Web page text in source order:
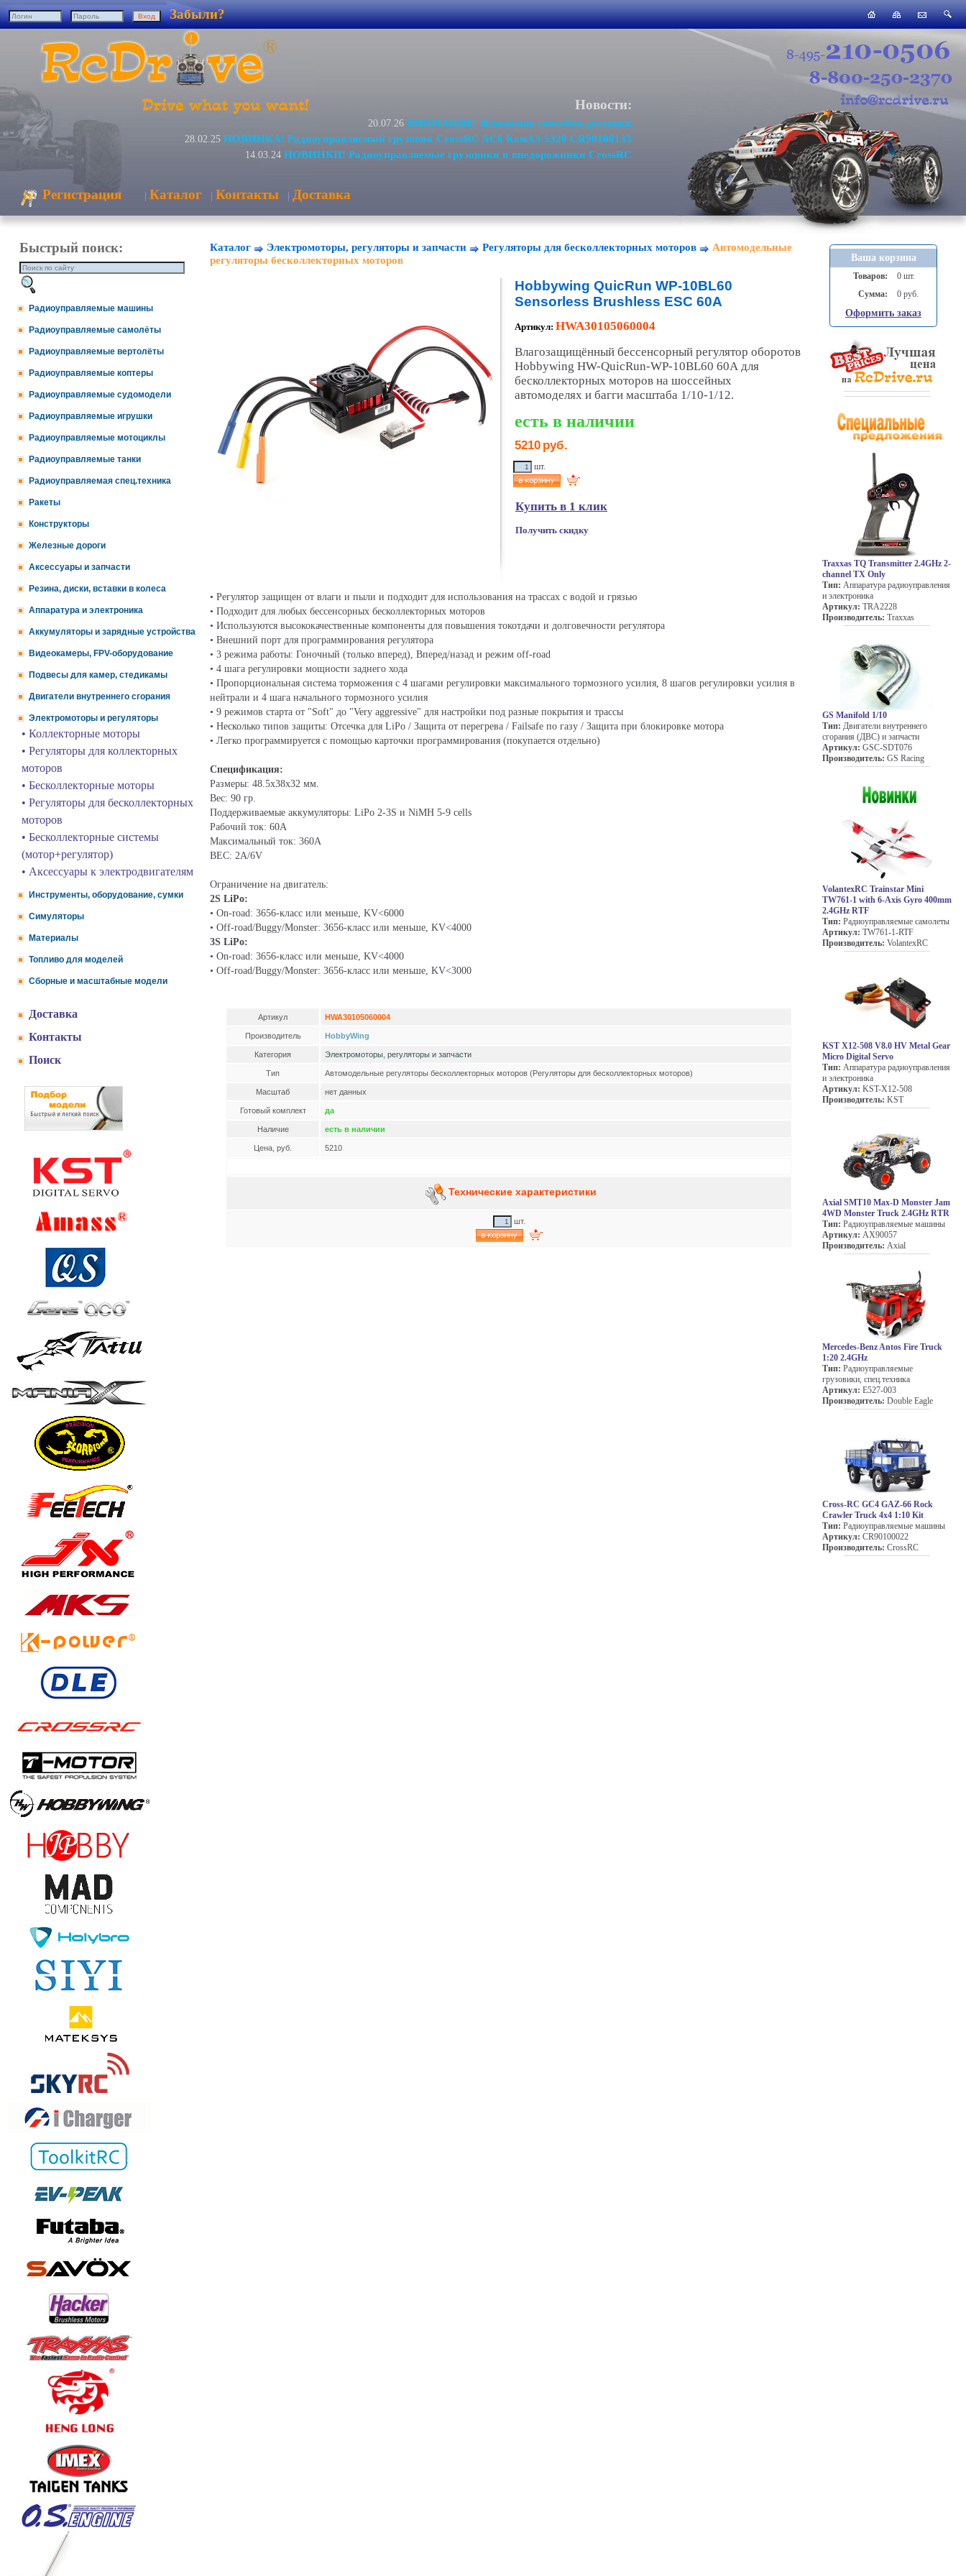
Забыли?
Новости:
20.07.26 ВНИМАНИЕ! Изменение способов доставки
28.02.25 НОВИНКА! Радиоуправляемый грузовик CrossRC AC6 КамАЗ-5320 CR90100133
14.03.24 НОВИНКИ! Радиоуправляемые грузовики и внедорожники CrossRC
Регистрация | Каталог | Контакты | Доставка
Быстрый поиск:
Радиоуправляемые машины
Радиоуправляемые самолёты
Радиоуправляемые вертолёты
Радиоуправляемые коптеры
Радиоуправляемые судомодели
Радиоуправляемые игрушки
Радиоуправляемые мотоциклы
Радиоуправляемые танки
Радиоуправляемая спец.техника
Ракеты
Конструкторы
Железные дороги
Аксессуары и запчасти
Резина, диски, вставки в колеса
Аппаратура и электроника
Аккумуляторы и зарядные устройства
Видеокамеры, FPV-оборудование
Подвесы для камер, стедикамы
Двигатели внутреннего сгорания
Электромоторы и регуляторы
• Коллекторные моторы
• Регуляторы для коллекторных
моторов
• Бесколлекторные моторы
• Регуляторы для бесколлекторных
моторов
• Бесколлекторные системы
(мотор+регулятор)
• Аксессуары к электродвигателям
Инструменты, оборудование, сумки
Симуляторы
Материалы
Топливо для моделей
Сборные и масштабные модели
Доставка
Контакты
Поиск
Каталог Электромоторы, регуляторы и запчасти Регуляторы для бесколлекторных моторов
Автомодельные
регуляторы бесколлекторных моторов
Hobbywing QuicRun WP-10BL60
Sensorless Brushless ESC 60A
Артикул: HWA30105060004
Влагозащищённый бессенсорный регулятор оборотов
Hobbywing HW-QuicRun-WP-10BL60 60А для
бесколлекторных моторов на шоссейных
автомоделях и багги масштаба 1/10-1/12.
есть в наличии
5210 руб.
шт.
Купить в 1 клик
Получить скидку
• Регулятор защищен от влаги и пыли и подходит для использования на трассах с водой и грязью
• Подходит для любых бессенсорных бесколлекторных моторов
• Используются высококачественные компоненты для повышения токотдачи и долговечности регулятора
• Внешний порт для программирования регулятора
• 3 режима работы: Гоночный (только вперед), Вперед/назад и режим off-road
• 4 шага регулировки мощности заднего хода
• Пропорциональная система торможения с 4 шагами регулировки максимального тормозного усилия, 8 шагов регулировки усилия в
нейтрали и 4 шага начального тормозного усилия
• 9 режимов старта от "Soft" до "Very aggressive" для настройки под разные покрытия и трассы
• Несколько типов защиты: Отсечка для LiPo / Защита от перегрева / Failsafe по газу / Защита при блокировке мотора
• Легко программируется с помощью карточки программирования (покупается отдельно)
Спецификация:
Размеры: 48.5x38x32 мм.
Вес: 90 гр.
Поддерживаемые аккумуляторы: LiPo 2-3S и NiMH 5-9 cells
Рабочий ток: 60А
Максимальный ток: 360A
BEC: 2A/6V
Ограничение на двигатель:
2S LiPo:
• On-road: 3656-класс или меньше, KV<6000
• Off-road/Buggy/Monster: 3656-класс или меньше, KV<4000
3S LiPo:
• On-road: 3656-класс или меньше, KV<4000
• Off-road/Buggy/Monster: 3656-класс или меньше, KV<3000
Артикул HWA30105060004
Производитель HobbyWing
Категория Электромоторы, регуляторы и запчасти
Тип Автомодельные регуляторы бесколлекторных моторов (Регуляторы для бесколлекторных моторов)
Масштаб нет данных
Готовый комплект да
Наличие есть в наличии
Цена, руб. 5210
Технические характеристики
шт.
Ваша корзина
Товаров:
0 шт.
Сумма:
0 руб.
Оформить заказ
Traxxas TQ Transmitter 2.4GHz 2-
channel TX Only
Тип: Аппаратура радиоуправления
и электроника
Артикул: TRA2228
Производитель: Traxxas
GS Manifold 1/10
Тип: Двигатели внутреннего
сгорания (ДВС) и запчасти
Артикул: GSC-SDT076
Производитель: GS Racing
VolantexRC Trainstar Mini
TW761-1 with 6-Axis Gyro 400mm
2.4GHz RTF
Тип: Радиоуправляемые самолеты
Артикул: TW761-1-RTF
Производитель: VolantexRC
KST X12-508 V8.0 HV Metal Gear
Micro Digital Servo
Тип: Аппаратура радиоуправления
и электроника
Артикул: KST-X12-508
Производитель: KST
Axial SMT10 Max-D Monster Jam
4WD Monster Truck 2.4GHz RTR
Тип: Радиоуправляемые машины
Артикул: AX90057
Производитель: Axial
Mercedes-Benz Antos Fire Truck
1:20 2.4GHz
Тип: Радиоуправляемые
грузовики, спец.техника
Артикул: E527-003
Производитель: Double Eagle
Cross-RC GC4 GAZ-66 Rock
Crawler Truck 4x4 1:10 Kit
Тип: Радиоуправляемые машины
Артикул: CR90100022
Производитель: CrossRC